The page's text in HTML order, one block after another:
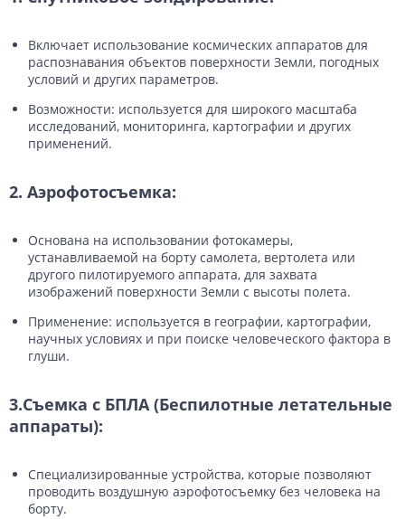
Включает использование космических аппаратов для
распознавания объектов поверхности Земли, погодных
условий и других параметров.
Возможности: используется для широкого масштаба
исследований, мониторинга, картографии и других
применений.
2. Аэрофотосъемка:
Основана на использовании фотокамеры,
устанавливаемой на борту самолета, вертолета или
другого пилотируемого аппарата, для захвата
изображений поверхности Земли с высоты полета.
Применение: используется в географии, картографии,
научных условиях и при поиске человеческого фактора в
глуши.
3.Съемка с БПЛА (Беспилотные летательные
аппараты):
Специализированные устройства, которые позволяют
проводить воздушную аэрофотосъемку без человека на
борту.